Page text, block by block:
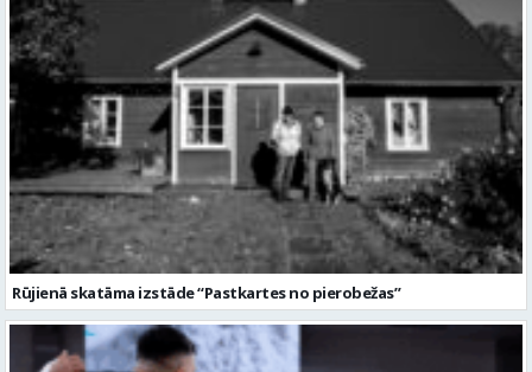
Rūjienā skatāma izstāde “Pastkartes no pierobežas”